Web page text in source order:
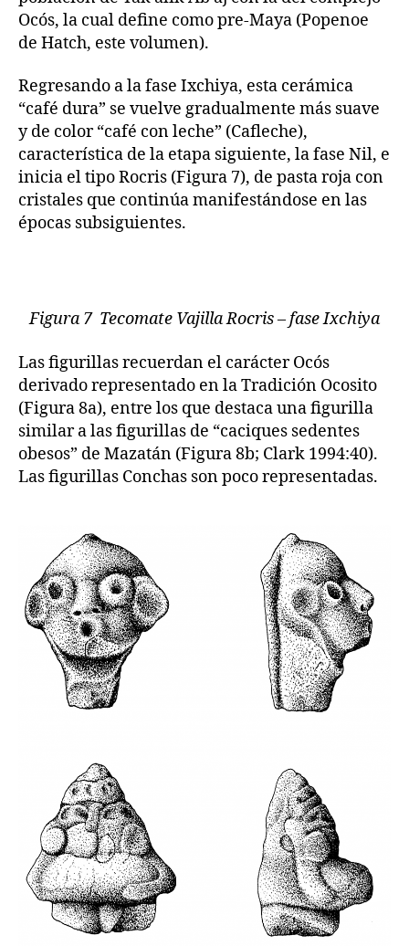
Ocós, la cual define como pre-Maya (Popenoe
de Hatch, este volumen).
Regresando a la fase Ixchiya, esta cerámica
“café dura” se vuelve gradualmente más suave
y de color “café con leche” (Cafleche),
característica de la etapa siguiente, la fase Nil, e
inicia el tipo Rocris (Figura 7), de pasta roja con
cristales que continúa manifestándose en las
épocas subsiguientes.
Figura 7 Tecomate Vajilla Rocris – fase Ixchiya
Las figurillas recuerdan el carácter Ocós
derivado representado en la Tradición Ocosito
(Figura 8a), entre los que destaca una figurilla
similar a las figurillas de “caciques sedentes
obesos” de Mazatán (Figura 8b; Clark 1994:40).
Las figurillas Conchas son poco representadas.